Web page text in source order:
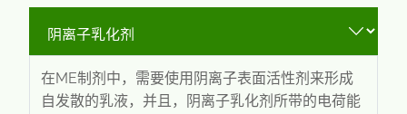
在ME制剂中，需要使用阴离子表面活性剂来形成
自发散的乳液，并且，阴离子乳化剂所带的电荷能